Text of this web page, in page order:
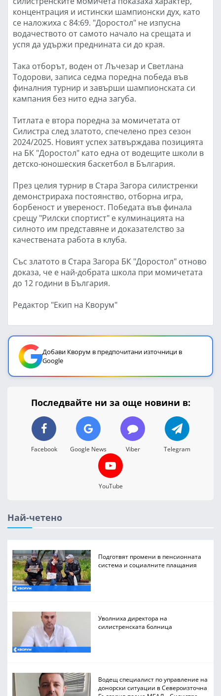
концентрация и истински шампионски дух, като
се наложиха с 84:69. "Доростол" не изпусна
водачеството от самото начало на срещата и
успя да удържи преднината си до края.
Така отборът, воден от Лъчезар и Светлана
Тодорови, записа седма поредна победа във
финалния турнир и завърши шампионската си
кампания без нито една загуба.
Титлата е втора поредна за момичетата от
Силистра след златото, спечелено през сезон
2024/2025. Новият успех затвърждава позицията
на БК "Доростол" като една от водещите школи в
детско-юношеския баскетбол в България.
През целия турнир в Стара Загора силистренки
демонстрираха постоянство, отборна игра,
борбеност и увереност. Победата във финала
срещу "Рилски спортист" е кулминацията на
силното им представяне и доказателство за
качествената работа в клуба.
Със златото в Стара Загора БК "Доростол" отново
доказа, че е най-добрата школа при момичетата
до 12 години в България.
Редактор "Екип на Кворум"
Добави Кворум в предпочитани източници в
Google
Последвайте ни за още новини в:
Facebook Google News Viber Telegram
YouTube
Най-четено
Подготвят промени в пенсионната
система и социалните плащания
Уволниха директора на
силистренската болница
Водещ специалист по управление на
донорски ситуации в Североизточна